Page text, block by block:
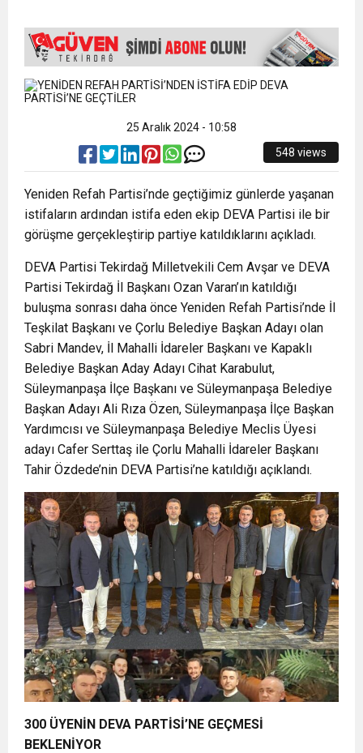
DEĞİŞİM
12:32 YENİDEN REFAH PARTİSİ’NDE İKİ İLÇEYE İKİ
MUHTEŞEM FİNAL
25 Aralık 2024 - 10:58
548 views
Yeniden Refah Partisi’nde geçtiğimiz günlerde yaşanan
istifaların ardından istifa eden ekip DEVA Partisi ile bir
görüşme gerçekleştirip partiye katıldıklarını açıkladı.
DEVA Partisi Tekirdağ Milletvekili Cem Avşar ve DEVA
Partisi Tekirdağ İl Başkanı Ozan Varan’ın katıldığı
buluşma sonrası daha önce Yeniden Refah Partisi’nde İl
Teşkilat Başkanı ve Çorlu Belediye Başkan Adayı olan
Sabri Mandev, İl Mahalli İdareler Başkanı ve Kapaklı
Belediye Başkan Aday Adayı Cihat Karabulut,
Süleymanpaşa İlçe Başkanı ve Süleymanpaşa Belediye
Başkan Adayı Ali Rıza Özen, Süleymanpaşa İlçe Başkan
Yardımcısı ve Süleymanpaşa Belediye Meclis Üyesi
adayı Cafer Serttaş ile Çorlu Mahalli İdareler Başkanı
Tahir Özdede’nin DEVA Partisi’ne katıldığı açıklandı.
300 ÜYENİN DEVA PARTİSİ’NE GEÇMESİ
BEKLENİYOR